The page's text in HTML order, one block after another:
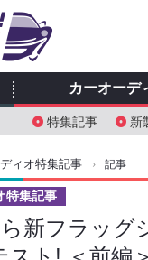
カーオーデ
特集記事 新
ィオ特集記事 › 記事
新フラッ
特集記事